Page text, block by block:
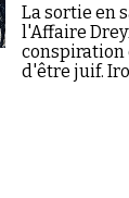
La sortie en
l'Affaire
conspiration
d'être juif.